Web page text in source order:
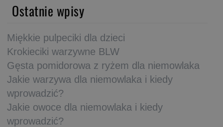
Ostatnie wpisy
Miękkie pulpeciki dla dzieci
Krokieciki warzywne BLW
Gęsta pomidorowa z ryżem dla niemowlaka
Jakie warzywa dla niemowlaka i kiedy
wprowadzić?
Jakie owoce dla niemowlaka i kiedy
wprowadzić?